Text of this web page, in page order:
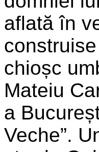
aflată în
chioșc
Mateiu
a
Veche”.